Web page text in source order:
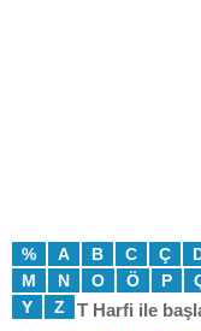
% A B C Ç
M
N O Ö P
Y
Z T Harfi ile